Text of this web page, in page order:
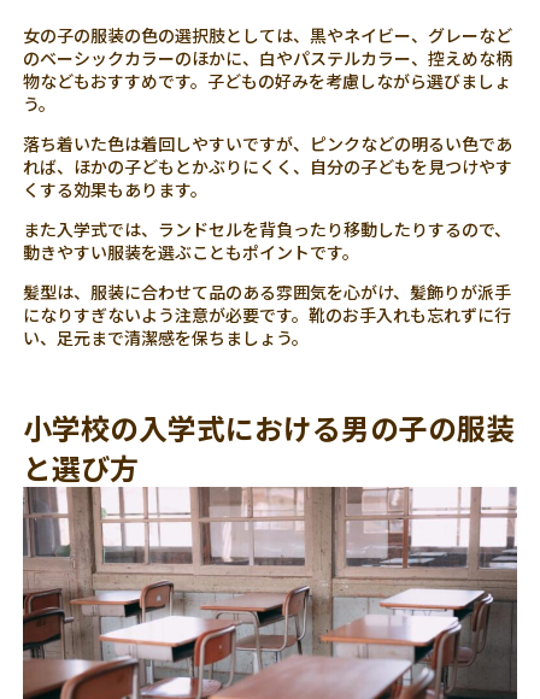
女の子の服装の色の選択肢としては、黒やネイビー、グレーなど
のベーシックカラーのほかに、白やパステルカラー、控えめな柄
物などもおすすめです。子どもの好みを考慮しながら選びましょ
う。
落ち着いた色は着回しやすいですが、ピンクなどの明るい色であ
れば、ほかの子どもとかぶりにくく、自分の子どもを見つけやす
くする効果もあります。
また入学式では、ランドセルを背負ったり移動したりするので、
動きやすい服装を選ぶこともポイントです。
髪型は、服装に合わせて品のある雰囲気を心がけ、髪飾りが派手
になりすぎないよう注意が必要です。靴のお手入れも忘れずに行
い、足元まで清潔感を保ちましょう。
小学校の入学式における男の子の服装
と選び方